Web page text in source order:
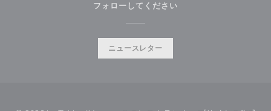
フォローしてください
ニュースレター